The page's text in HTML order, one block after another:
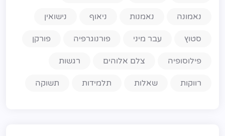
נאמונה נאמנות ניאוף נישואין
סטוץ עבר מיני פורנוגרפיה פורקן
פילוסופיה צלם אלוהים רגשות
רווקות שאלות תלמידות תשוקה